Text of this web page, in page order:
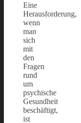
Eine
Herausforderung,
wenn
man
sich
mit
den
Fragen
rund
um
psychische
Gesundheit
beschäftigt,
ist